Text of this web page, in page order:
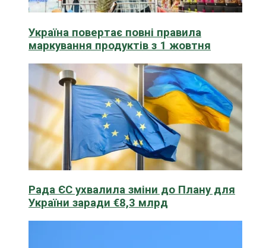
Україна повертає повні правила
маркування продуктів з 1 жовтня
Рада ЄС ухвалила зміни до Плану для
України заради €8,3 млрд